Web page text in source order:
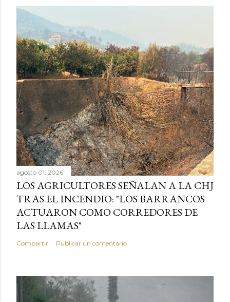
agosto 01, 2026
LOS AGRICULTORES SEÑALAN A LA CHJ
TRAS EL INCENDIO: "LOS BARRANCOS
ACTUARON COMO CORREDORES DE
LAS LLAMAS"
Compartir Publicar un comentario